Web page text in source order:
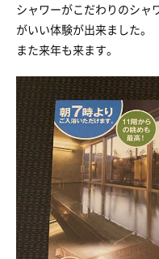
シャワーがこだわりのシャ
がいい体験が出来ました。
また来年も来ます。